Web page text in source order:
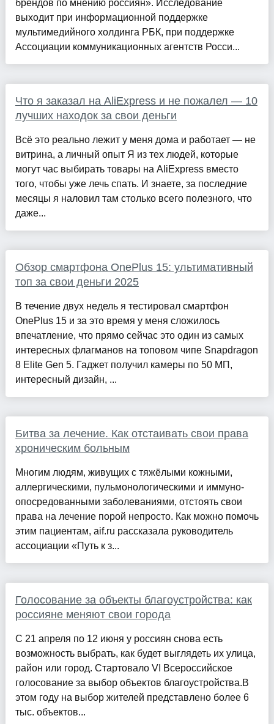
брендов по мнению россиян». Исследование
выходит при информационной поддержке
мультимедийного холдинга РБК, при поддержке
Ассоциации коммуникационных агентств Росси...
Что я заказал на AliExpress и не пожалел — 10
лучших находок за свои деньги
Всё это реально лежит у меня дома и работает — не
витрина, а личный опыт Я из тех людей, которые
могут час выбирать товары на AliExpress вместо
того, чтобы уже лечь спать. И знаете, за последние
месяцы я наловил там столько всего полезного, что
даже...
Обзор смартфона OnePlus 15: ультимативный
топ за свои деньги 2025
В течение двух недель я тестировал смартфон
OnePlus 15 и за это время у меня сложилось
впечатление, что прямо сейчас это один из самых
интересных флагманов на топовом чипе Snapdragon
8 Elite Gen 5. Гаджет получил камеры по 50 МП,
интересный дизайн, ...
Битва за лечение. Как отстаивать свои права
хроническим больным
Многим людям, живущих с тяжёлыми кожными,
аллергическими, пульмонологическими и иммуно-
опосредованными заболеваниями, отстоять свои
права на лечение порой непросто. Как можно помочь
этим пациентам, aif.ru рассказала руководитель
ассоциации «Путь к з...
Голосование за объекты благоустройства: как
россияне меняют свои города
С 21 апреля по 12 июня у россиян снова есть
возможность выбрать, как будет выглядеть их улица,
район или город. Стартовало VI Всероссийское
голосование за выбор объектов благоустройства.В
этом году на выбор жителей представлено более 6
тыс. объектов...